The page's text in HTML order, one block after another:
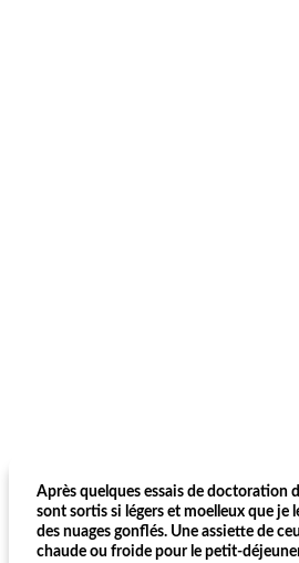
Après quelques essais de doctoration
sont sortis si légers et moelleux que je
des nuages ​​gonflés. Une assiette de
chaude ou froide pour le petit-